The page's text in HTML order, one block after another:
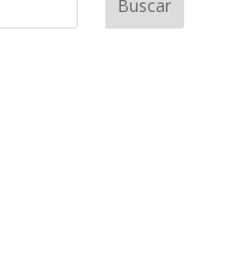
Buscar